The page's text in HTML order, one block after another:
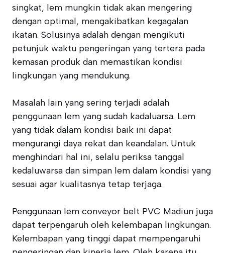
singkat, lem mungkin tidak akan mengering
dengan optimal, mengakibatkan kegagalan
ikatan. Solusinya adalah dengan mengikuti
petunjuk waktu pengeringan yang tertera pada
kemasan produk dan memastikan kondisi
lingkungan yang mendukung.
Masalah lain yang sering terjadi adalah
penggunaan lem yang sudah kadaluarsa. Lem
yang tidak dalam kondisi baik ini dapat
mengurangi daya rekat dan keandalan. Untuk
menghindari hal ini, selalu periksa tanggal
kedaluwarsa dan simpan lem dalam kondisi yang
sesuai agar kualitasnya tetap terjaga.
Penggunaan lem conveyor belt PVC Madiun juga
dapat terpengaruh oleh kelembapan lingkungan.
Kelembapan yang tinggi dapat mempengaruhi